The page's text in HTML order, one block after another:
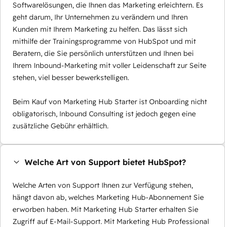
Softwarelösungen, die Ihnen das Marketing erleichtern. Es
geht darum, Ihr Unternehmen zu verändern und Ihren
Kunden mit Ihrem Marketing zu helfen. Das lässt sich
mithilfe der Trainingsprogramme von HubSpot und mit
Beratern, die Sie persönlich unterstützen und Ihnen bei
Ihrem Inbound-Marketing mit voller Leidenschaft zur Seite
stehen, viel besser bewerkstelligen.
Beim Kauf von Marketing Hub Starter ist Onboarding nicht
obligatorisch, Inbound Consulting ist jedoch gegen eine
zusätzliche Gebühr erhältlich.
Welche Art von Support bietet HubSpot?
Welche Arten von Support Ihnen zur Verfügung stehen,
hängt davon ab, welches Marketing Hub-Abonnement Sie
erworben haben. Mit Marketing Hub Starter erhalten Sie
Zugriff auf E-Mail-Support. Mit Marketing Hub Professional